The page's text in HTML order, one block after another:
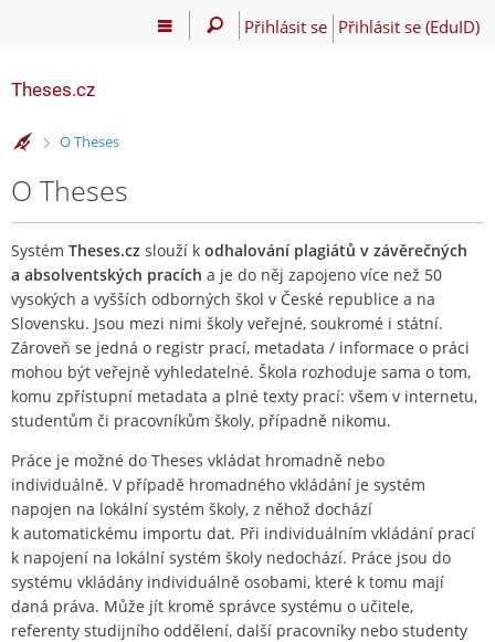
Přihlásit se Přihlásit se (EduID)
Theses.cz
>
O Theses
O Theses
Systém Theses.cz slouží k odhalování plagiátů v závěrečných
a absolventských pracích a je do něj zapojeno více než 50
vysokých a vyšších odborných škol v České republice a na
Slovensku. Jsou mezi nimi školy veřejné, soukromé i státní.
Zároveň se jedná o registr prací, metadata / informace o práci
mohou být veřejně vyhledatelné. Škola rozhoduje sama o tom,
komu zpřístupní metadata a plné texty prací: všem v internetu,
studentům či pracovníkům školy, případně nikomu.
Práce je možné do Theses vkládat hromadně nebo
individuálně. V případě hromadného vkládání je systém
napojen na lokální systém školy, z něhož dochází
k automatickému importu dat. Při individuálním vkládání prací
k napojení na lokální systém školy nedochází. Práce jsou do
systému vkládány individuálně osobami, které k tomu mají
daná práva. Může jít kromě správce systému o učitele,
referenty studijního oddělení, další pracovníky nebo studenty